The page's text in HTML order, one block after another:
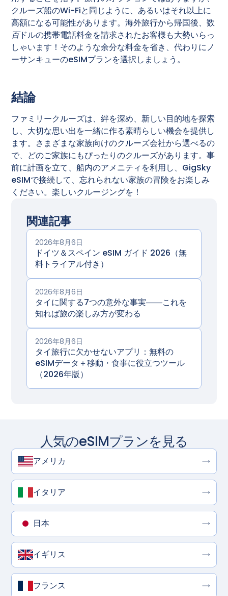
クルーズ船のWi-Fiと同じように、あるいはそれ以上に
高額になる可能性があります。海外旅行から帰国後、数
百ドルの携帯電話料金を請求されたお客様も大勢いらっ
しゃいます！そのような余分な料金を省き、代わりにノ
ーサンキューのeSIMプランを選択しましょう。
結論
ファミリークルーズは、絆を深め、新しい目的地を探索
し、大切な思い出を一緒に作る素晴らしい機会を提供し
ます。さまざまな家族向けのクルーズ会社から選べるの
で、どのご家族にもぴったりのクルーズがあります。事
前に計画を立て、船内のアメニティを利用し、GigSky
eSIMで接続して、忘れられない家族の冒険をお楽しみ
ください。楽しいクルージングを！
関連記事
2026年8月6日
ドイツ＆スペイン eSIM ガイド 2026（無
料トライアル付き）
2026年8月6日
タイに関する7つの意外な事実――これを
知れば旅の楽しみ方が変わる
2026年8月6日
タイ旅行に欠かせないアプリ：無料の
eSIMデータ＋移動・食事に役立つツール
（2026年版）
人気のeSIMプランを見る
アメリカ
イタリア
日本
イギリス
フランス